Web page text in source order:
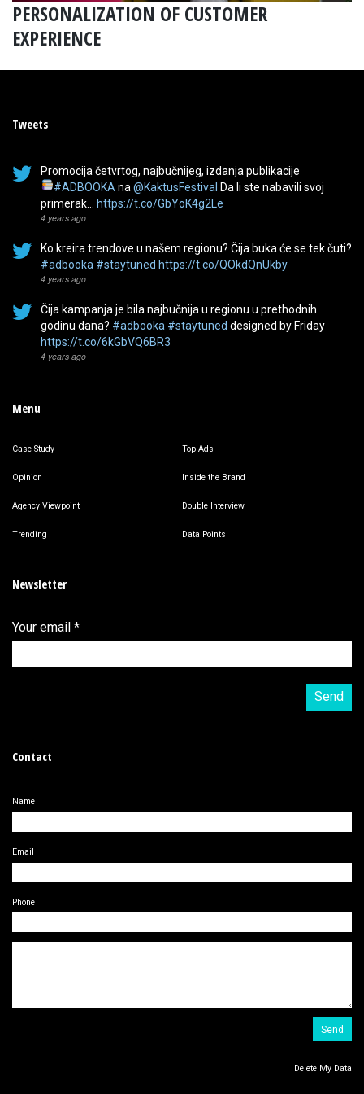
PERSONALIZATION OF CUSTOMER
EXPERIENCE
Tweets
Promocija četvrtog, najbučnijeg, izdanja publikacije
#ADBOOKA na @KaktusFestival Da li ste nabavili svoj
primerak…
https://t.co/GbYoK4g2Le
4 years ago
Ko kreira trendove u našem regionu? Čija buka će se tek čuti?
#adbooka #staytuned https://t.co/QOkdQnUkby
4 years ago
Čija kampanja je bila najbučnija u regionu u prethodnih
godinu dana? #adbooka #staytuned designed by Friday
https://t.co/6kGbVQ6BR3
4 years ago
Menu
Case Study Top Ads
Opinion Inside the Brand
Agency Viewpoint Double Interview
Trending Data Points
Newsletter
Your email *
Contact
Name
Email
Phone
Delete My Data